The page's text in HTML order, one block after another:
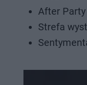
After
Strefa